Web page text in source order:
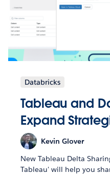
Databricks
Tableau and
Expand
Kevin Glover
New Tableau Delta
Tableau' will help you